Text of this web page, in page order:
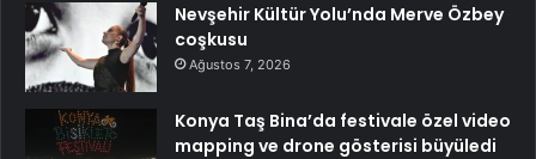
Nevşehir Kültür Yolu’nda Merve Özbey
coşkusu
Ağustos 7, 2026
Konya Taş Bina’da festivale özel video
mapping ve drone gösterisi büyüledi